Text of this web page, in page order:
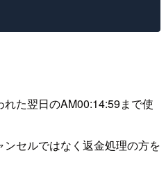
た翌日のAM00:14:59まで使
セルではなく返金処理の方を